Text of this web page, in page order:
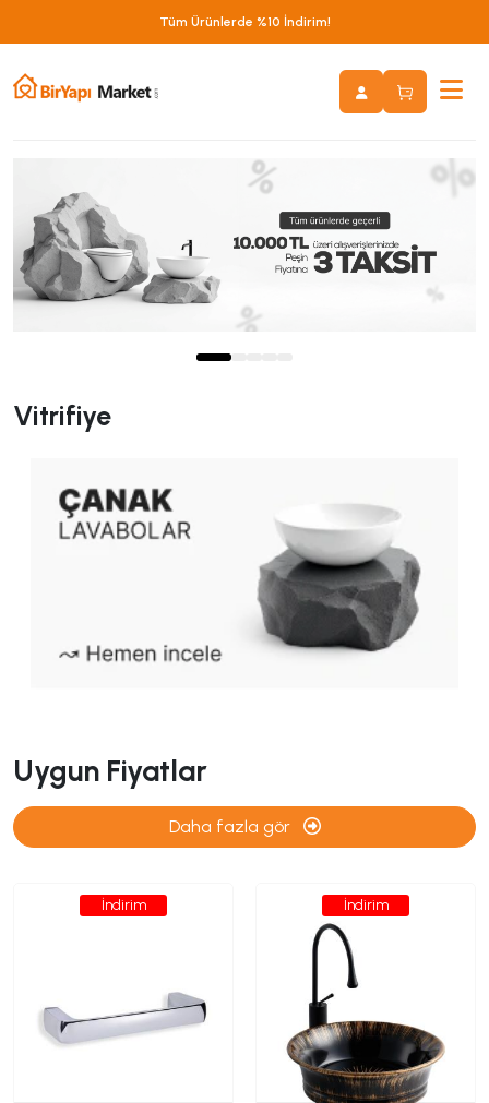
Yurtiçi Kargo Ücretsiz!
Vitrifiye
Uygun Fiyatlar
Daha fazla gör
İndirim İndirim